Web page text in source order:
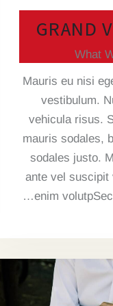
GRAND
What
Mauris eu nisi
vestibulum.
vehicula risus.
mauris sodales,
sodales justo.
ante vel suscipit
enim